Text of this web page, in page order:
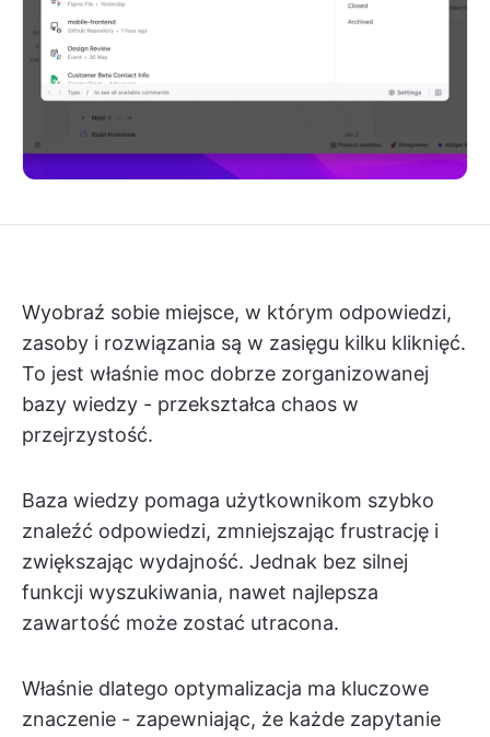
Wyobraź sobie miejsce, w którym odpowiedzi,
zasoby i rozwiązania są w zasięgu kilku kliknięć.
To jest właśnie moc dobrze zorganizowanej
bazy wiedzy - przekształca chaos w
przejrzystość.
Baza wiedzy pomaga użytkownikom szybko
znaleźć odpowiedzi, zmniejszając frustrację i
zwiększając wydajność. Jednak bez silnej
funkcji wyszukiwania, nawet najlepsza
zawartość może zostać utracona.
Właśnie dlatego optymalizacja ma kluczowe
znaczenie - zapewniając, że każde zapytanie